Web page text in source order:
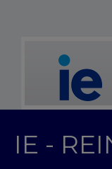
IE -